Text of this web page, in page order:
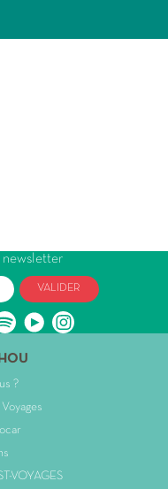
newsletter
VALIDER
?
VOYAGES